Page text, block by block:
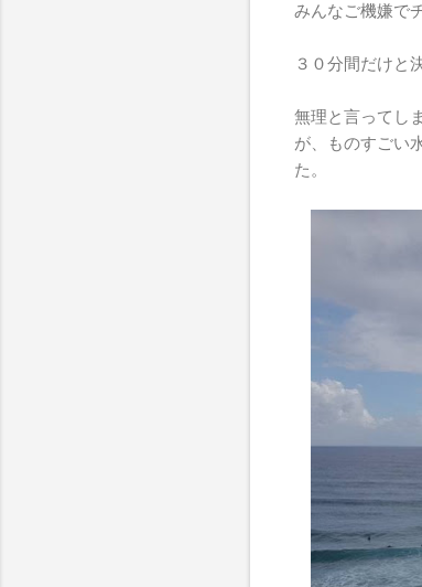
みんなご機嫌で
３０分間だけと
無理と言ってし
が、ものすごい
た。